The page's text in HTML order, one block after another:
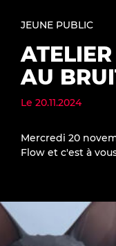
JEUNE PUBLIC
AU
Le 20.11.2024
Mercredi 20
Flow et c'est à